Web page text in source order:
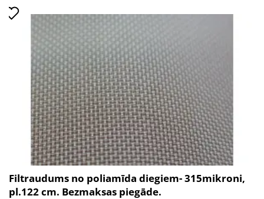
Filtraudums no poliamīda diegiem- 315mikroni,
pl.122 cm. Bezmaksas piegāde.